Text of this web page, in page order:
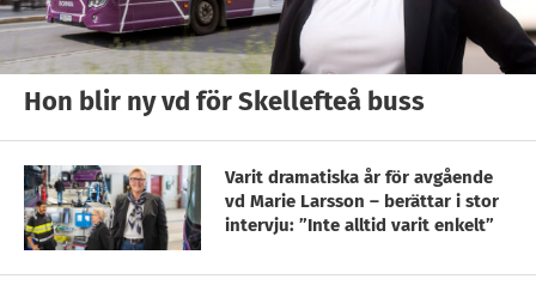
Hon blir ny vd för Skellefteå buss
Varit dramatiska år för avgående
vd Marie Larsson – berättar i stor
intervju: ”Inte alltid varit enkelt”